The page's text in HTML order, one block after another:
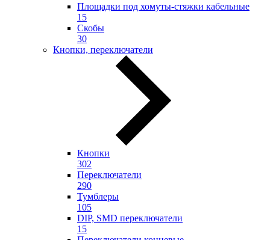
Площадки под хомуты-стяжки кабельные
15
Скобы
30
Кнопки, переключатели
Кнопки
302
Переключатели
290
Тумблеры
105
DIP, SMD переключатели
15